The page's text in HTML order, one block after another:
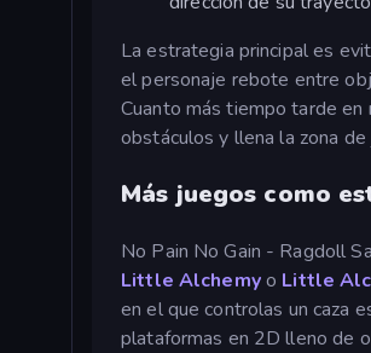
La estrategia principal es
el personaje rebote entre
Cuanto más tiempo tarde en
obstáculos y llena la zona
Más juegos como
No Pain No Gain - Ragdoll
Little Alchemyo Little
en el que controlas un caza
plataformas en 2D lleno de